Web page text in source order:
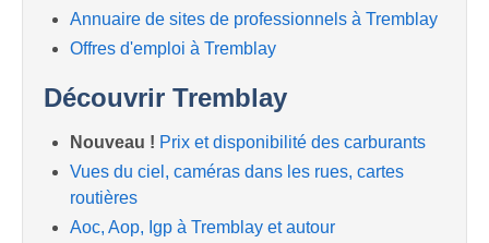
Annuaire de sites de professionnels à Tremblay
Offres d'emploi à Tremblay
Découvrir Tremblay
Nouveau ! Prix et disponibilité des carburants
Vues du ciel, caméras dans les rues, cartes
routières
Aoc, Aop, Igp à Tremblay et autour